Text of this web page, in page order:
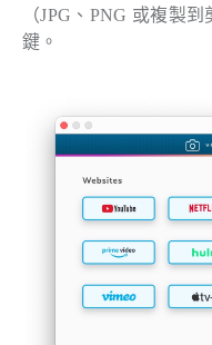
（JPG、PNG 或複製
鍵。